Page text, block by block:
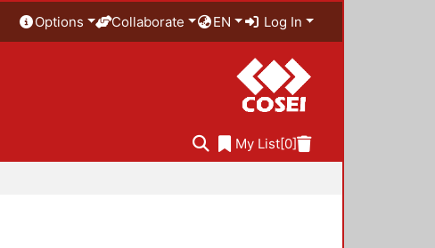
Options Collaborate EN Log In
My List[0]